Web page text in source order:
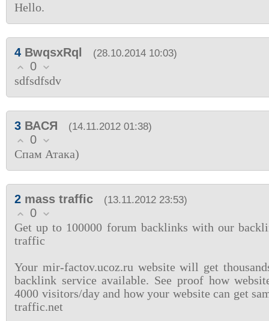
Hello.
4 BwqsxRql (28.10.2014 10:03)
0
sdfsdfsdv
3 ВАСЯ (14.11.2012 01:38)
0
Спам Атака)
2 mass traffic (13.11.2012 23:53)
0
Get up to 100000 forum backlinks with our
traffic
Your mir-factov.ucoz.ru website will get
backlink service available. See proof how
4000 visitors/day and how your website can get
traffic.net